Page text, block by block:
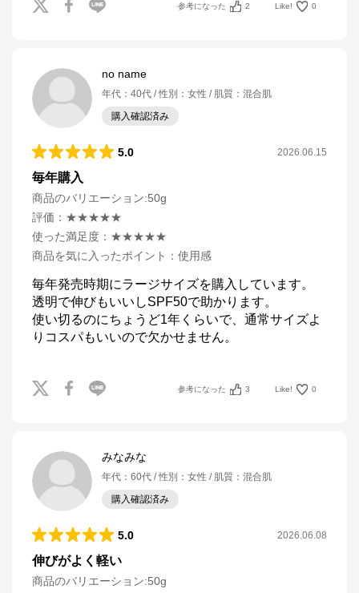
参考になった 2 Like! 0
no name
年代 ： 40代 性別 ： 女性 肌質 ： 混合肌
購入確認済み
5.0 2026.06.15
毎年購入
商品のバリエーション:50g
評価 ： ★★★★★
使った満足度 ： ★★★★★
商品を気に入ったポイント ： 使用感
毎年発売時期にラージサイズを購入しています。
透明で伸びもいいしSPF50で助かります。
使い切るのにちょうど1年くらいで、通常サイズよ
りコスパもいいので欠かせません。
参考になった 3 Like! 0
みなみな
年代 ： 60代 性別 ： 女性 肌質 ： 混合肌
購入確認済み
5.0 2026.06.08
伸びがよく軽い
商品のバリエーション:50g